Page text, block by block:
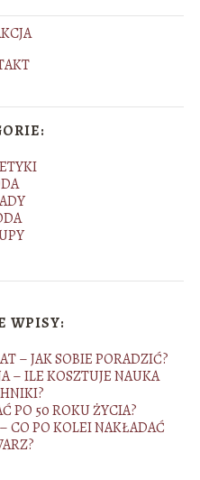
WPISY:
– JAK SOBIE PORADZIĆ?
– ILE KOSZTUJE NAUKA
PO 50 ROKU ŻYCIA?
CO PO KOLEI NAKŁADAĆ